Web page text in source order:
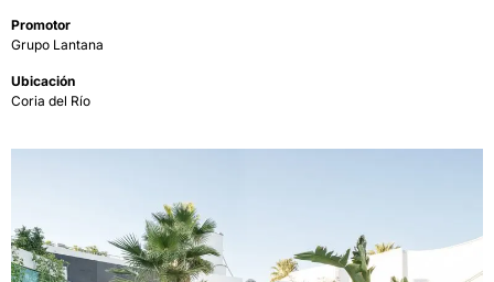
Promotor
Grupo Lantana
Ubicación
Coria del Río